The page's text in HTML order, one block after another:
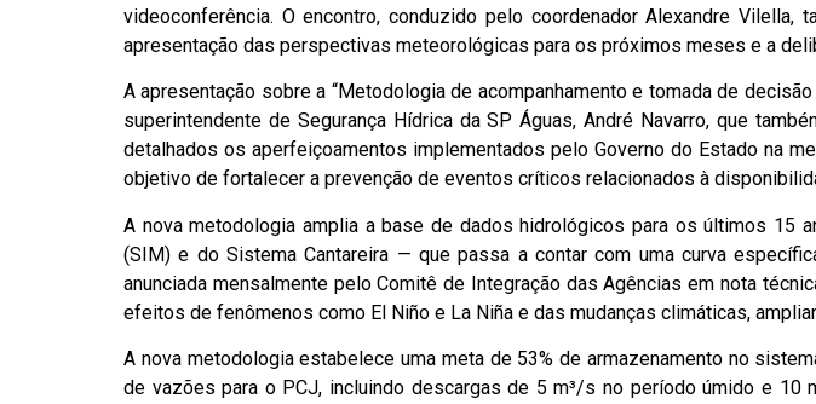
videoconferência. O encontro, conduzido pelo coordenador Alexandre
apresentação das perspectivas meteorológicas para os próximos meses e a
A apresentação sobre a “Metodologia de acompanhamento e tomada de
superintendente de Segurança Hídrica da SP Águas, André Navarro, que
detalhados os aperfeiçoamentos implementados pelo Governo do Estado na
objetivo de fortalecer a prevenção de eventos críticos relacionados à
A nova metodologia amplia a base de dados hidrológicos para os últimos 15
(SIM) e do Sistema Cantareira — que passa a contar com uma curva
anunciada mensalmente pelo Comitê de Integração das Agências em nota
efeitos de fenômenos como El Niño e La Niña e das mudanças climáticas,
A nova metodologia estabelece uma meta de 53% de armazenamento no
de vazões para o PCJ, incluindo descargas de 5 m³/s no período úmido e